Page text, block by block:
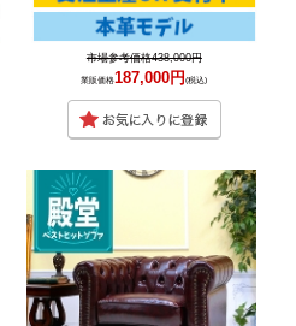
市場参考価格438,000円
業販価格187,000円(税込)